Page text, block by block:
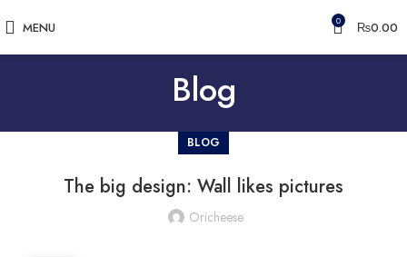
MENU 0 ₨0.00
Blog
BLOG
The big design: Wall likes pictures
Oricheese